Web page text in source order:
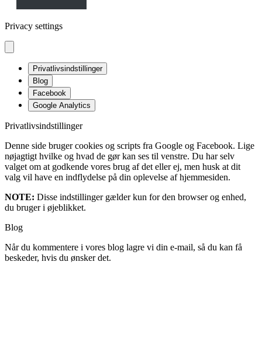
Privacy settings
Privatlivsindstillinger
Blog
Facebook
Google Analytics
Privatlivsindstillinger
Denne side bruger cookies og scripts fra Google og Facebook. Lige
nøjagtigt hvilke og hvad de gør kan ses til venstre. Du har selv
valget om at godkende vores brug af det eller ej, men husk at dit
valg vil have en indflydelse på din oplevelse af hjemmesiden.
NOTE: Disse indstillinger gælder kun for den browser og enhed,
du bruger i øjeblikket.
Blog
Når du kommentere i vores blog lagre vi din e-mail, så du kan få
beskeder, hvis du ønsker det.